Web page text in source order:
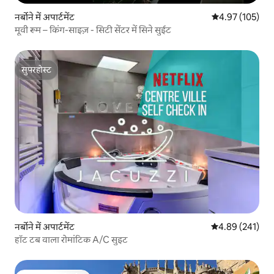
नर्बोने में अपार्टमेंट औसत रेटिंग 5 में से
4.97 (105)
मूवी रूम – किंग-साइज़ - सिटी सेंटर में सिने सुईट
सुपरहोस्ट
सुपरहोस्ट
नर्बोने में अपार्टमेंट औसत रेटिंग 5 में से
4.89 (241)
हॉट टब वाला रोमांटिक A/C सुइट